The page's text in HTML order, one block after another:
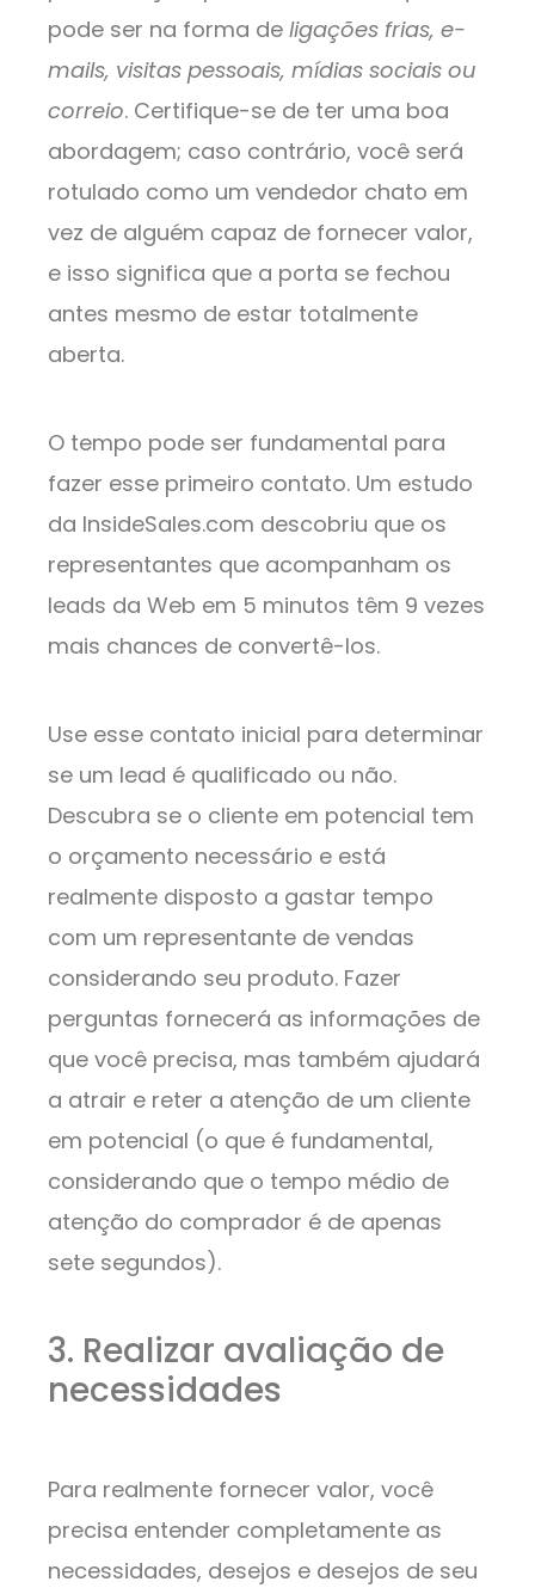
pode ser na forma de ligações frias, e-
mails, visitas pessoais, mídias sociais ou
correio. Certifique-se de ter uma boa
abordagem; caso contrário, você será
rotulado como um vendedor chato em
vez de alguém capaz de fornecer valor,
e isso significa que a porta se fechou
antes mesmo de estar totalmente
aberta.
O tempo pode ser fundamental para
fazer esse primeiro contato. Um estudo
da InsideSales.com descobriu que os
representantes que acompanham os
leads da Web em 5 minutos têm 9 vezes
mais chances de convertê-los.
Use esse contato inicial para determinar
se um lead é qualificado ou não.
Descubra se o cliente em potencial tem
o orçamento necessário e está
realmente disposto a gastar tempo
com um representante de vendas
considerando seu produto. Fazer
perguntas fornecerá as informações de
que você precisa, mas também ajudará
a atrair e reter a atenção de um cliente
em potencial (o que é fundamental,
considerando que o tempo médio de
atenção do comprador é de apenas
sete segundos).
3. Realizar avaliação de
necessidades
Para realmente fornecer valor, você
precisa entender completamente as
necessidades, desejos e desejos de seu